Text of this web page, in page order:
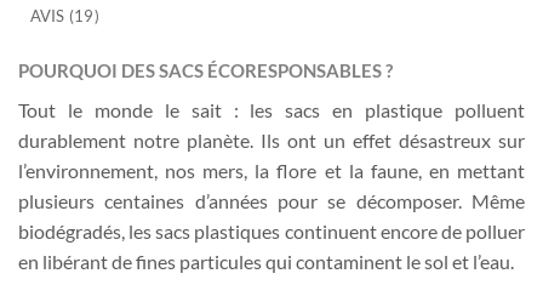
AVIS (19)
POURQUOI DES SACS ÉCORESPONSABLES ?
Tout le monde le sait : les sacs en plastique polluent
durablement notre planète. Ils ont un effet désastreux sur
l’environnement, nos mers, la flore et la faune, en mettant
plusieurs centaines d’années pour se décomposer. Même
biodégradés, les sacs plastiques continuent encore de polluer
en libérant de fines particules qui contaminent le sol et l’eau.